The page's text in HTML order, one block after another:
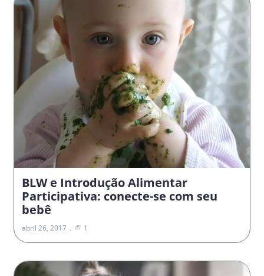
BLW e Introdução Alimentar
Participativa: conecte-se com seu
bebê
abril 26, 2017 1